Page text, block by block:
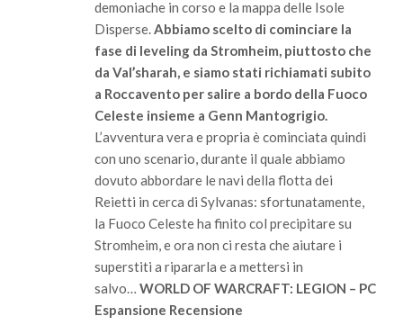
demoniache in corso e la mappa delle Isole
Disperse.Abbiamo scelto di cominciare la
fase di leveling da Stromheim, piuttosto che
da Val’sharah, e siamo stati richiamati subito
a Roccavento per salire a bordo della Fuoco
Celeste insieme a Genn Mantogrigio.
L’avventura vera e propria è cominciata quindi
con uno scenario, durante il quale abbiamo
dovuto abbordare le navi della flotta dei
Reietti in cerca di Sylvanas: sfortunatamente,
la Fuoco Celeste ha finito col precipitare su
Stromheim, e ora non ci resta che aiutare i
superstiti a ripararla e a mettersi in
salvo… WORLD OF WARCRAFT: LEGION – PC
Espansione Recensione